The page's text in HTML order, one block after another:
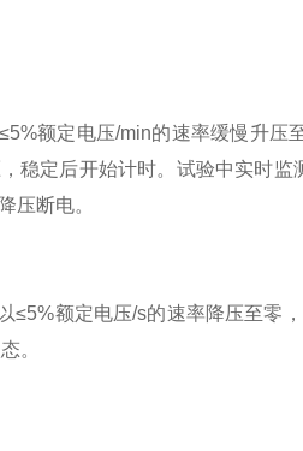
额定电压/min的速率缓慢升压
稳定后开始计时。试验中实时
压断电。
额定电压/s的速率降压至零
。